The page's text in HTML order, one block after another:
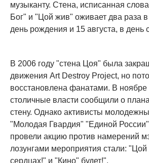
музыканту. Стена, исписанная
Бог" и "Цой жив" оживает два раза
день рождения и 15 августа, в день
В 2006 году "стена Цоя" была
движения Art Destroy Project, но
восстановлена фанатами. В ноябре
столичные власти сообщили о
стену. Однако активисты
"Молодая Гвардия" "Единой
провели акцию против намерений
лозунгами мероприятия стали:
сердцах!" и "Кино" будет!".